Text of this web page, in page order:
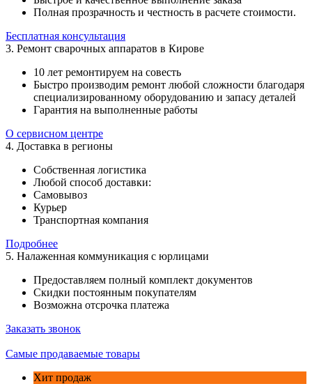
Полная прозрачность и честность в расчете стоимости.
Бесплатная консультация
3. Ремонт сварочных аппаратов в Кирове
10 лет ремонтируем на совесть
Быстро производим ремонт любой сложности благодаря
специализированному оборудованию и запасу деталей
Гарантия на выполненные работы
О сервисном центре
4. Доставка в регионы
Собственная логистика
Любой способ доставки:
Самовывоз
Курьер
Транспортная компания
Подробнее
5. Налаженная коммуникация с юрлицами
Предоставляем полный комплект документов
Скидки постоянным покупателям
Возможна отсрочка платежа
Заказать звонок
Самые продаваемые товары
Хит продаж